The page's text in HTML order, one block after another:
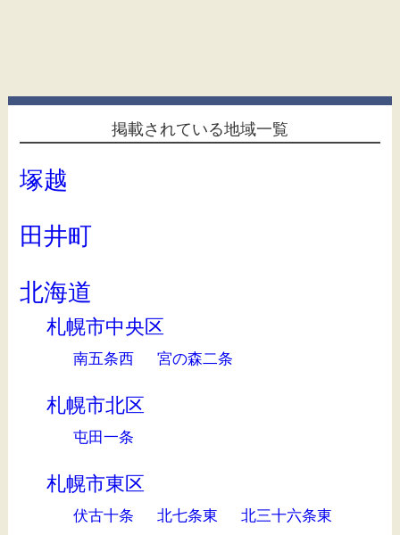
掲載されている地域一覧
塚越
田井町
北海道
札幌市中央区
南五条西 宮の森二条
札幌市北区
屯田一条
札幌市東区
伏古十条 北七条東
北三十六条東